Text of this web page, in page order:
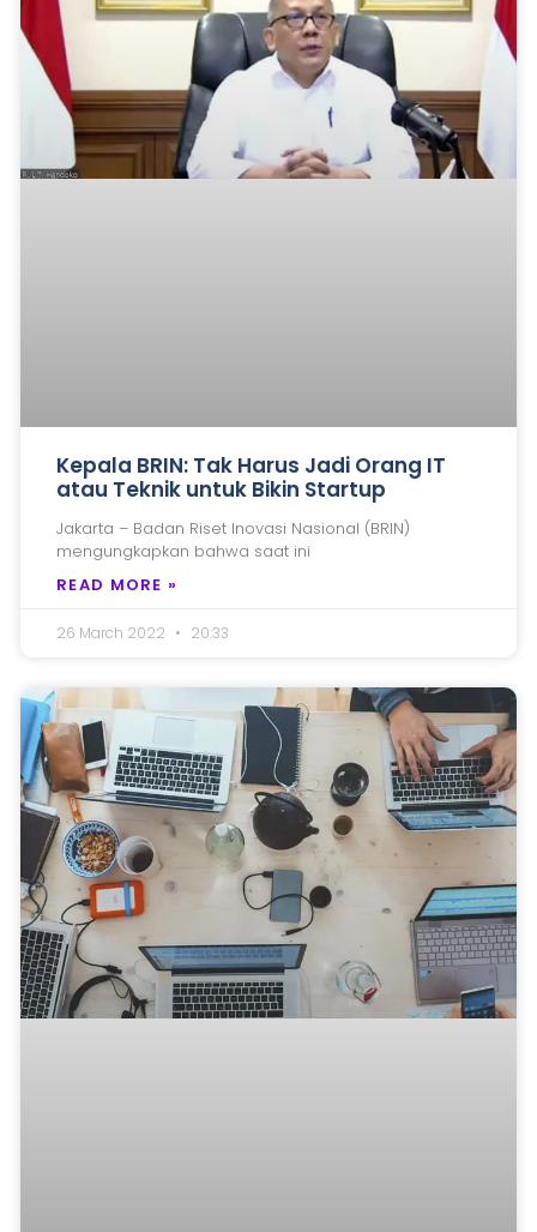
Kepala BRIN: Tak Harus Jadi Orang IT
atau Teknik untuk Bikin Startup
Jakarta – Badan Riset Inovasi Nasional (BRIN)
mengungkapkan bahwa saat ini
READ MORE »
26 March 2022 20:33